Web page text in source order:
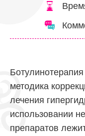
методика
лечения
использовании
препаратов